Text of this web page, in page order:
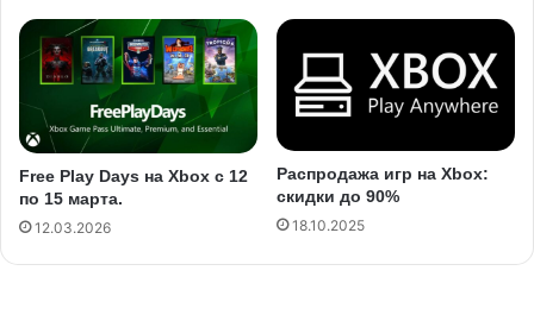
Free Play Days на Xbox с 12
по 15 марта.
12.03.2026
Распродажа игр на Xbox:
скидки до 90%
18.10.2025